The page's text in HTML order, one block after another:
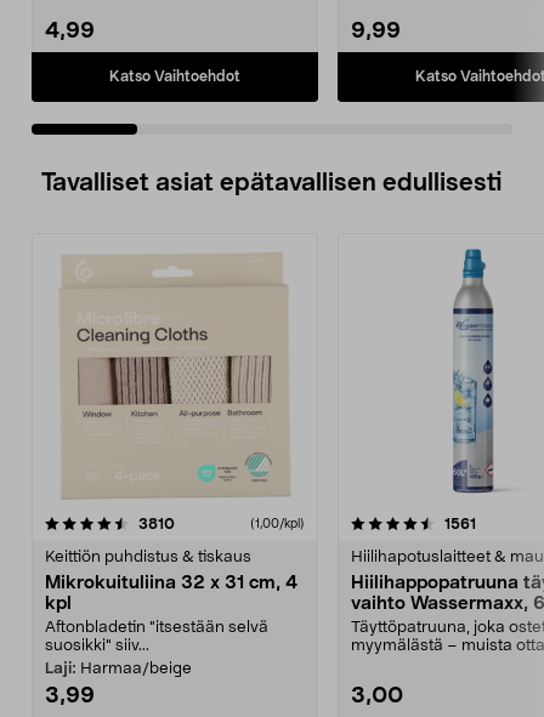
4,99
Katso Vaihtoehdot
9,99
Katso
Tavalliset asiat epätavallisen edullisesti
3810arvostelut (1,00/kpl)
Keittiön puhdistus & tiskaus
Mikrokuituliina 32 x 31 cm, 4
kpl
Aftonbladetin "itsestään selvä
suosikki" siiv...
Laji: Harmaa/beige
3,99
4.5viidestä
1561
Hiilihapotuslaitteet &
Hiilihappopatruuna
vaihto Wassermaxx,
Täyttöpatruuna, joka
myymälästä – muista
3,00
4.5viidestä